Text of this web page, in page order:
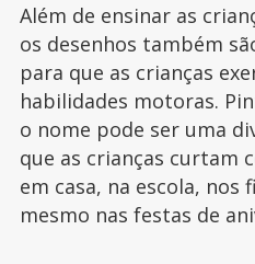
Além de ensinar as
os desenhos também
para que as crianças
habilidades motoras.
o nome pode ser uma
que as crianças curtam
em casa, na escola, nos
mesmo nas festas de